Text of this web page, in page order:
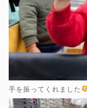
手を振ってくれました